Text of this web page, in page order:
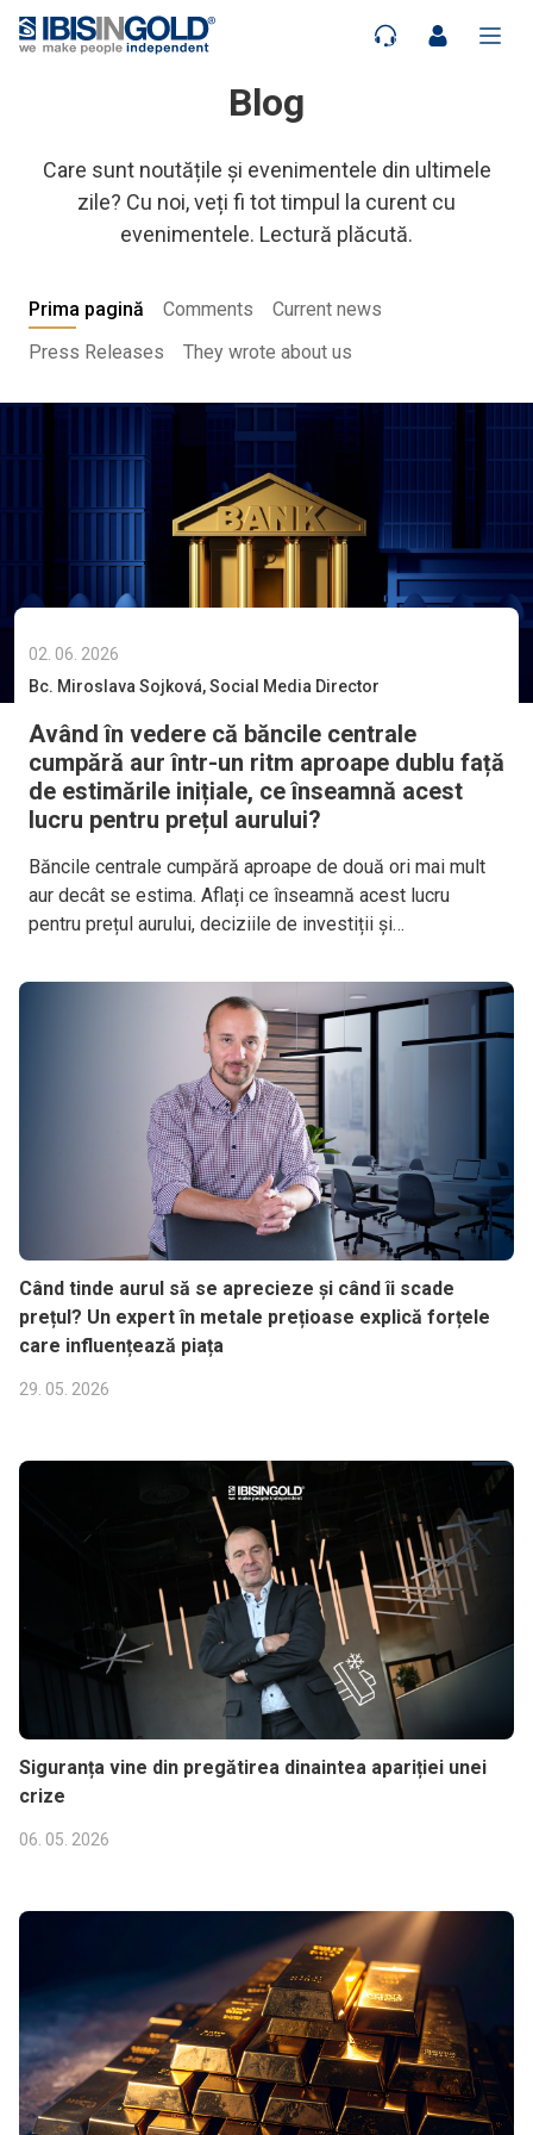
Blog
Care sunt noutățile și evenimentele din ultimele
zile? Cu noi, veți fi tot timpul la curent cu
evenimentele. Lectură plăcută.
Prima pagină Comments
Current news
Press Releases
They wrote about us
02. 06. 2026
Bc. Miroslava Sojková, Social Media Director
Având în vedere că băncile centrale
cumpără aur într-un ritm aproape dublu față
de estimările inițiale, ce înseamnă acest
lucru pentru prețul aurului?
Băncile centrale cumpără aproape de două ori mai mult
aur decât se estima. Aflați ce înseamnă acest lucru
pentru prețul aurului, deciziile de investiții și
Când tinde aurul să se aprecieze și când îi scade
prețul? Un expert în metale prețioase explică forțele
care influențează piața
29. 05. 2026
Siguranța vine din pregătirea dinaintea apariției unei
crize
06. 05. 2026